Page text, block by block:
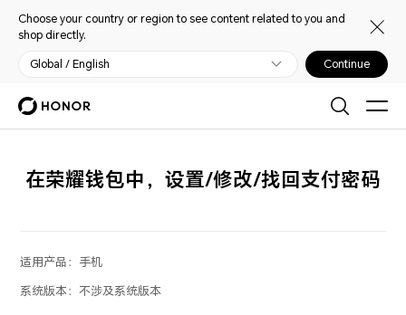
Choose your country or region to see content related to you and
shop directly.
Global / English Continue
在荣耀钱包中，设置/修改/找回支付密码
适用产品： 手机
系统版本：不涉及系统版本